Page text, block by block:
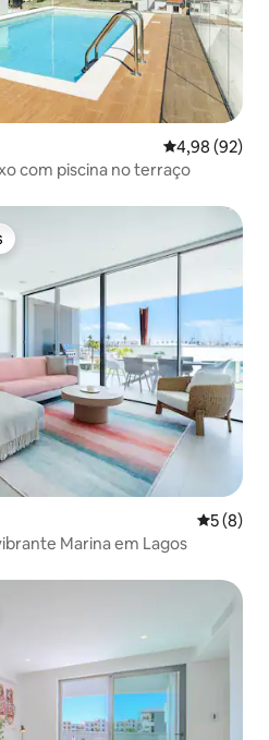
4,98 de uma
4,98 (92)
com piscina no terraço
dos hóspedes
5 de
5 (8)
Marina em Lagos